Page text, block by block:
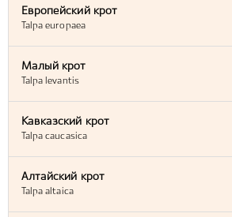
Европейский крот
Talpa europaea
Малый крот
Talpa levantis
Кавказский крот
Talpa caucasica
Алтайский крот
Talpa altaica